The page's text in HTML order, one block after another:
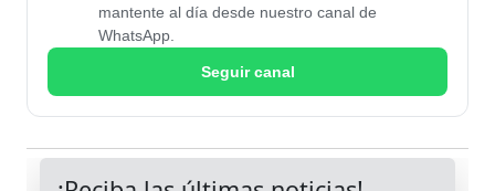
mantente al día desde nuestro canal de
WhatsApp.
Seguir canal